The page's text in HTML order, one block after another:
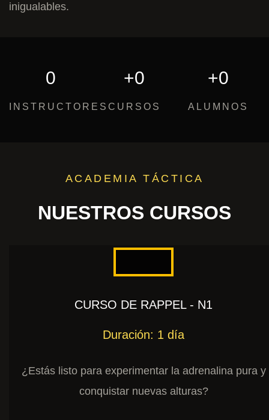
inigualables.
0
INSTRUCTORES
+0
CURSOS
+0
ALUMNOS
ACADEMIA TÁCTICA
NUESTROS CURSOS
CURSO DE RAPPEL - N1
Duración: 1 día
¿Estás listo para experimentar la adrenalina pura y
conquistar nuevas alturas?